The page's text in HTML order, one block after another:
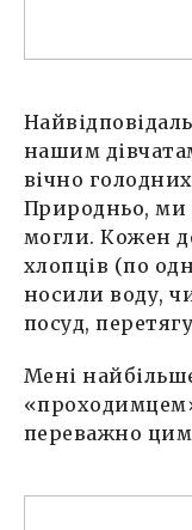
нашим
вічно
Природньо, ми
могли. Кожен
хлопців (по
носили воду,
посуд,
Мені
переважно цим